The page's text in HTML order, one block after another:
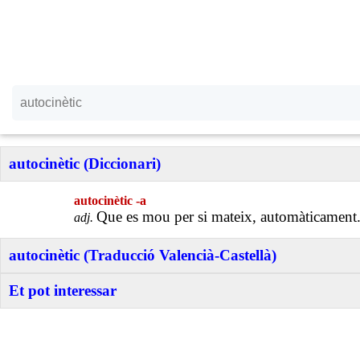
autocinètic (Diccionari)
autocinètic -a
adj.Que es mou per si mateix,
autocinètic (Traducció Valencià-Castellà)
Et pot interessar